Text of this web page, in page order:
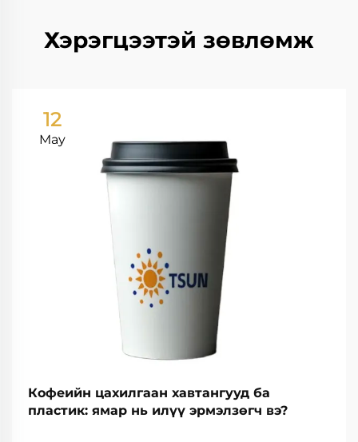
Хэрэгцээтэй зөвлөмж
12
May
Кофеийн цахилгаан хавтангууд ба
пластик: ямар нь илүү эрмэлзөгч вэ?